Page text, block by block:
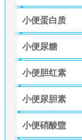
小便蛋白质
小便尿糖
小便胆红素
小便尿胆素
小便硝酸盬